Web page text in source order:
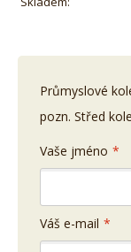
Průmyslové
pozn. Střed
Vaše jméno *
Váš e-mail *